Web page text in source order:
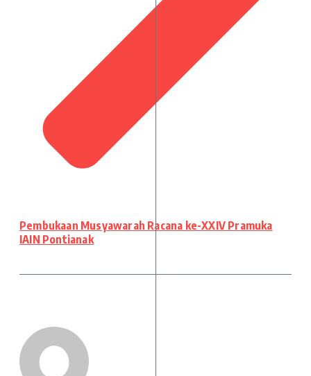
Pembukaan Musyawarah Racana ke-XXIV Pramuka
IAIN Pontianak